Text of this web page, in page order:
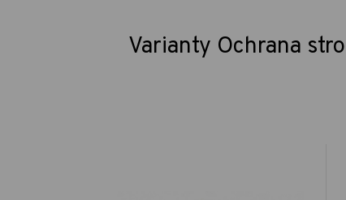
Varianty Ochrana